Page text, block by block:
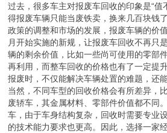
过去，很多车主对报废车回收的印象是“值
得报废车辆只能当废铁卖，换来几百块钱
政策的调整和市场的发展，报废车辆的价
月开始实施的新规，让报废车回收不再只
辆的剩余价值，比如一些尚可使用的零部
再利用，而整车回收的价格也有了一定提
报废时，不仅能解决车辆处置的难题，还
当然，不同车型的回收价格会有所差异，
废轿车，其金属材料、零部件价值都不同
车，由于车身结构复杂，回收时需要专业
的技术能力要求也更高。因此，选择一家